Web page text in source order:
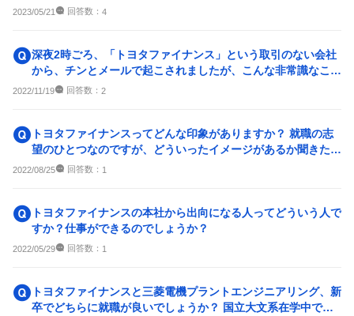
生きてるとか、何をし...
2023/05/21 回答数： 4
深夜2時ごろ、「トヨタファイナンス」という取引のない会社
から、チンとメールで起こされましたが、こんな非常識なこと
をする会社なのでしょうか。
2022/11/19 回答数： 2
トヨタファイナンスってどんな印象がありますか？ 就職の志
望のひとつなのですが、どういったイメージがあるか聞きたい
です
2022/08/25 回答数： 1
トヨタファイナンスの本社から出向になる人ってどういう人で
すか？仕事ができるのでしょうか？
2022/05/29 回答数： 1
トヨタファイナンスと三菱電機プラントエンジニアリング、新
卒でどちらに就職が良いでしょうか？ 国立大文系在学中で